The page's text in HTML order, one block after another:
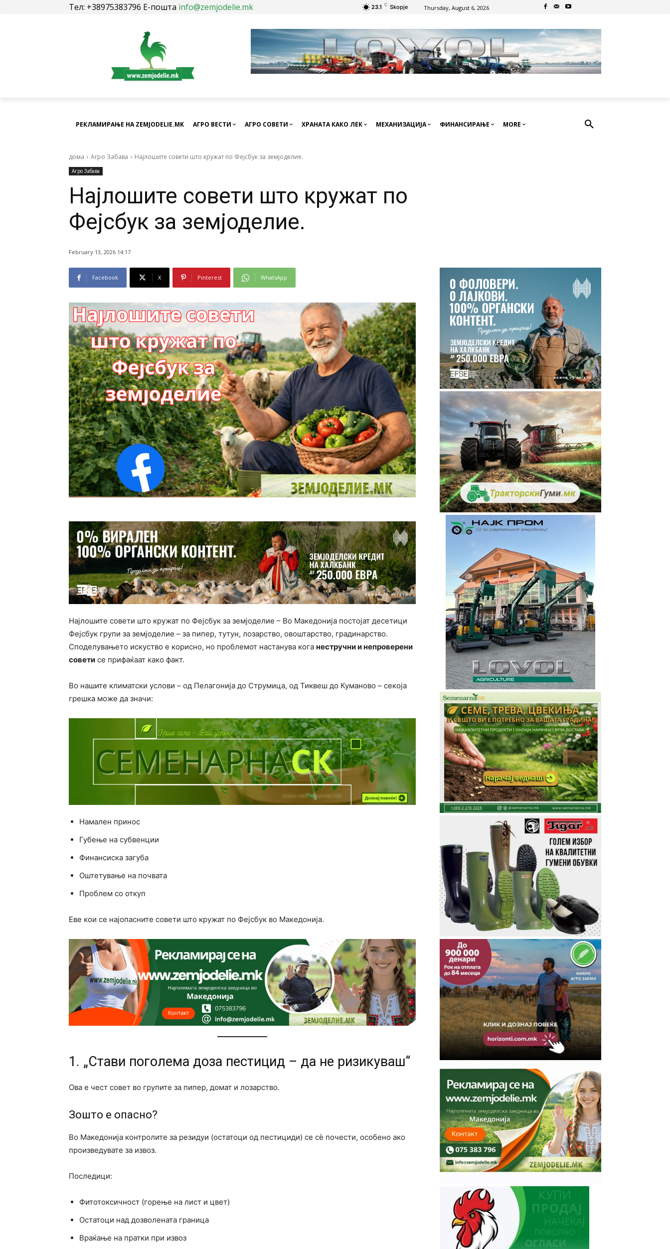
Тел: +38975383796 Е-пошта info@zemjodelie.mk 23.1 C Skopje Thursday, August 6, 2026
РЕКЛАМИРАЊЕ НА ZEMJODELIE.MK АГРО ВЕСТИ АГРО СОВЕТИ ХРАНАТА КАКО ЛЕК МЕХАНИЗАЦИЈА ФИНАНСИРАЊЕ MORE
дома Агро Забава Најлошите совети што кружат по Фејсбук за земјоделие.
Агро Забава
Најлошите совети што кружат по
Фејсбук за земјоделие.
February 13, 2026 14:17
Facebook X Pinterest WhatsApp
Најлошите совети што кружат по Фејсбук за земјоделие – Во Македонија постојат десетици
Фејсбук групи за земјоделие – за пипер, тутун, лозарство, овоштарство, градинарство.
Споделувањето искуство е корисно, но проблемот настанува кога нестручни и непроверени
совети се прифаќаат како факт.
Во нашите климатски услови – од Пелагонија до Струмица, од Тиквеш до Куманово – секоја
грешка може да значи:
Намален принос
Губење на субвенции
Финансиска загуба
Оштетување на почвата
Проблем со откуп
Еве кои се најопасните совети што кружат по Фејсбук во Македонија.
1. „Стави поголема доза пестицид – да не ризикуваш“
Ова е чест совет во групите за пипер, домат и лозарство.
Зошто е опасно?
Во Македонија контролите за резидуи (остатоци од пестициди) се сè почести, особено ако
произведувате за извоз.
Последици:
Фитотоксичност (горење на лист и цвет)
Остатоци над дозволената граница
Враќање на пратки при извоз